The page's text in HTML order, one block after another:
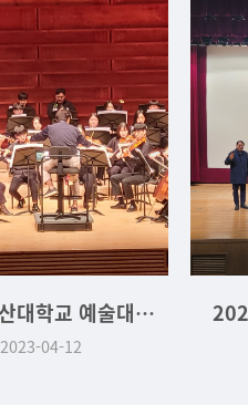
2023 울산대학교 예술대학 오케스트라 협주곡의 밤
2023-04-12